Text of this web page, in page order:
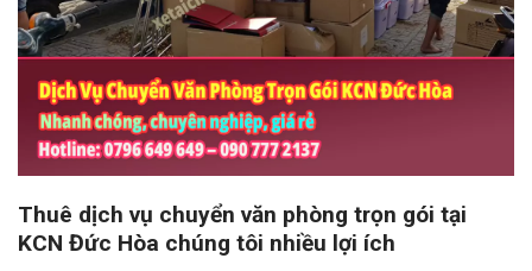
Thuê dịch vụ chuyển văn phòng trọn gói tại
KCN Đức Hòa chúng tôi nhiều lợi ích